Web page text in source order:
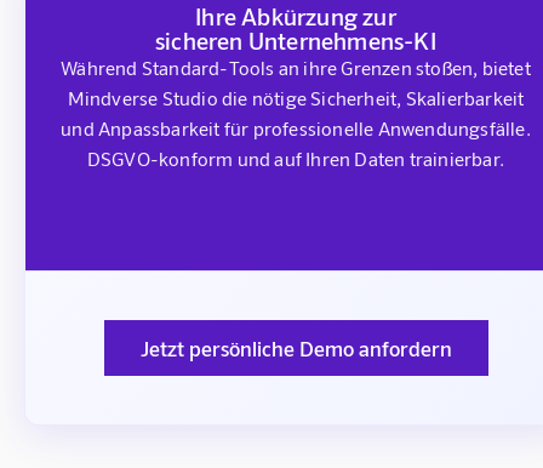
Ihre Abkürzung zur
sicheren Unternehmens-KI
Während Standard-Tools an ihre Grenzen stoßen, bietet
Mindverse Studio die nötige Sicherheit, Skalierbarkeit
und Anpassbarkeit für professionelle Anwendungsfälle.
DSGVO-konform und auf Ihren Daten trainierbar.
Jetzt persönliche Demo anfordern